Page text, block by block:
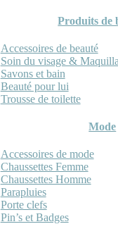
Produits de
Accessoires de beauté
Soin du visage &
Savons et bain
Beauté pour lui
Trousse de toilette
Mode
Accessoires de mode
Chaussettes Femme
Chaussettes Homme
Parapluies
Porte clefs
Pin’s et Badges